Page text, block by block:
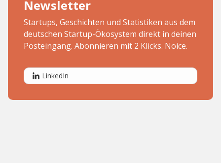
Newsletter
Startups, Geschichten und Statistiken aus dem
deutschen Startup-Ökosystem direkt in deinen
Posteingang. Abonnieren mit 2 Klicks. Noice.
LinkedIn